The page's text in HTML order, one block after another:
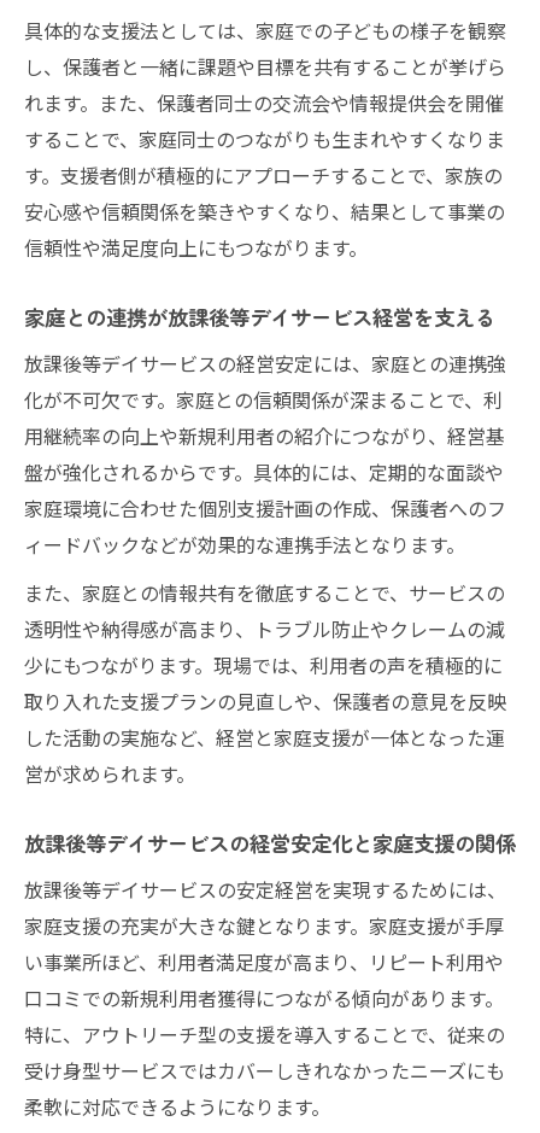
具体的な支援法としては、家庭での子どもの様子を観察
し、保護者と一緒に課題や目標を共有することが挙げら
れます。また、保護者同士の交流会や情報提供会を開催
することで、家庭同士のつながりも生まれやすくなりま
す。支援者側が積極的にアプローチすることで、家族の
安心感や信頼関係を築きやすくなり、結果として事業の
信頼性や満足度向上にもつながります。
家庭との連携が放課後等デイサービス経営を支える
放課後等デイサービスの経営安定には、家庭との連携強
化が不可欠です。家庭との信頼関係が深まることで、利
用継続率の向上や新規利用者の紹介につながり、経営基
盤が強化されるからです。具体的には、定期的な面談や
家庭環境に合わせた個別支援計画の作成、保護者へのフ
ィードバックなどが効果的な連携手法となります。
また、家庭との情報共有を徹底することで、サービスの
透明性や納得感が高まり、トラブル防止やクレームの減
少にもつながります。現場では、利用者の声を積極的に
取り入れた支援プランの見直しや、保護者の意見を反映
した活動の実施など、経営と家庭支援が一体となった運
営が求められます。
放課後等デイサービスの経営安定化と家庭支援の関係
放課後等デイサービスの安定経営を実現するためには、
家庭支援の充実が大きな鍵となります。家庭支援が手厚
い事業所ほど、利用者満足度が高まり、リピート利用や
口コミでの新規利用者獲得につながる傾向があります。
特に、アウトリーチ型の支援を導入することで、従来の
受け身型サービスではカバーしきれなかったニーズにも
柔軟に対応できるようになります。